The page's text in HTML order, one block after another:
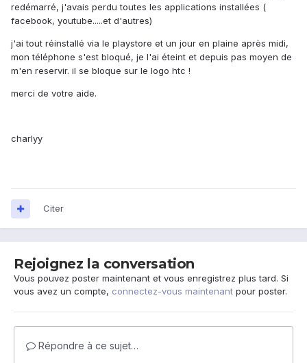
redémarré, j'avais perdu toutes les applications installées (
facebook, youtube.....et d'autres)
j'ai tout réinstallé via le playstore et un jour en plaine après midi,
mon téléphone s'est bloqué, je l'ai éteint et depuis pas moyen de
m'en reservir. il se bloque sur le logo htc !
merci de votre aide.
charlyy
Citer
Rejoignez la conversation
Vous pouvez poster maintenant et vous enregistrez plus tard. Si
vous avez un compte, connectez-vous maintenant pour poster.
Répondre à ce sujet…